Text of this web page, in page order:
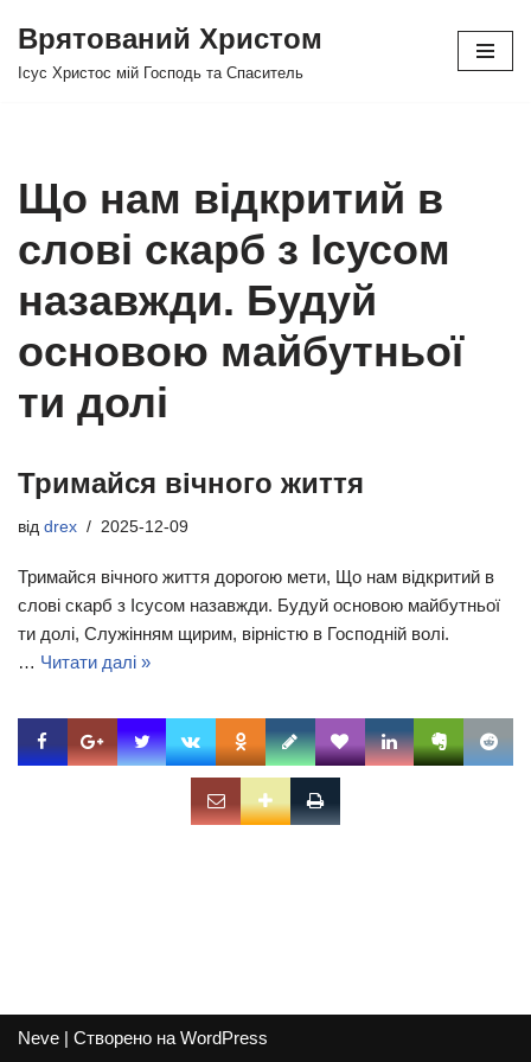
Перейти
Врятований Христом
Ісус Христос мій Господь та Спаситель
Що нам відкритий в
слові скарб з Ісусом
назавжди. Будуй
основою майбутньої
ти долі
Тримайся вічного життя
від drex 2025-12-09
Тримайся вічного життя дорогою мети, Що нам відкритий в
слові скарб з Ісусом назавжди. Будуй основою майбутньої
ти долі, Служінням щирим, вірністю в Господній волі.
… Читати далі »
Neve | Створено на WordPress